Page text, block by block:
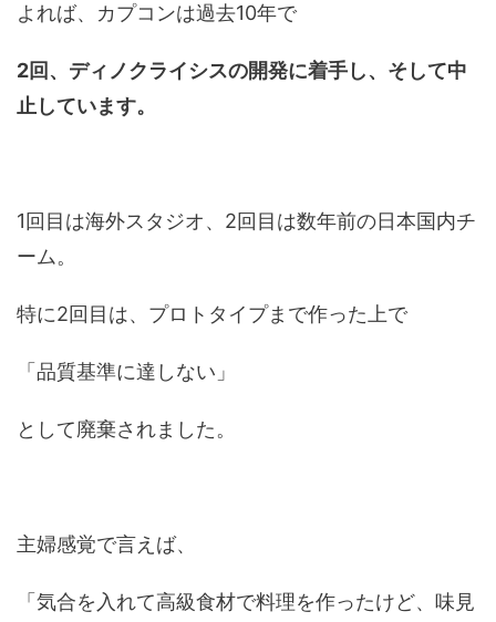
よれば、カプコンは過去10年で
2回、ディノクライシスの開発に着手し、そして中
止しています。
1回目は海外スタジオ、2回目は数年前の日本国内チ
ーム。
特に2回目は、プロトタイプまで作った上で
「品質基準に達しない」
として廃棄されました。
主婦感覚で言えば、
「気合を入れて高級食材で料理を作ったけど、味見